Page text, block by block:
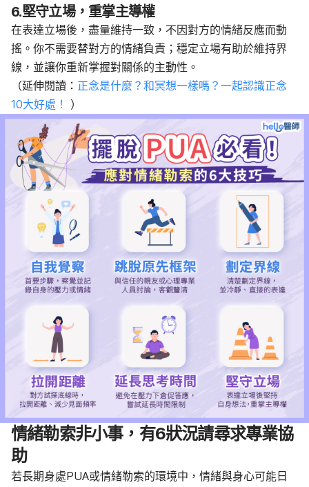
6.堅守立場，重掌主導權
在表達立場後，盡量維持一致，不因對方的情緒反應而動
搖。你不需要替對方的情緒負責；穩定立場有助於維持界
線，並讓你重新掌握對關係的主動性。
（延伸閱讀： 正念是什麼？和冥想一樣嗎？一起認識正念
10大好處！
）
情緒勒索非小事，有6狀況請尋求專業協
助
若長期身處PUA或情緒勒索的環境中，情緒與身心可能日